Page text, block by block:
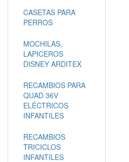
CASETAS PARA
PERROS
MOCHILAS,
LAPICEROS
DISNEY ARDITEX
RECAMBIOS PARA
QUAD 36V
ELÉCTRICOS
INFANTILES
RECAMBIOS
TRICICLOS
INFANTILES